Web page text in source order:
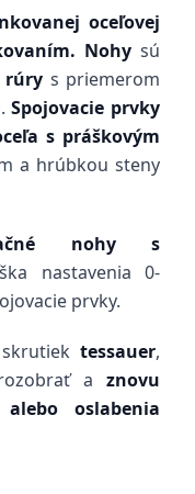
oceľovej
Nohy sú
rúry s priemerom
Spojovacie prvky
s práškovým
a hrúbkou steny
nohy s
nastavenia 0-
prvky.
tessauer,
a znovu
oslabenia